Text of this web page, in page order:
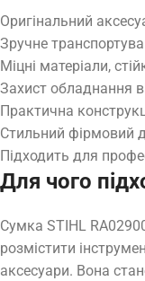
Оригінальний
Зручне
Міцні матеріали,
Захист обладнання
Практична
Стильний фірмовий
Підходить для
Для чого
Сумка STIHL
розмістити
аксесуари. Вона